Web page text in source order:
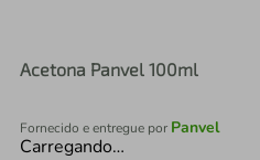
Acetona Panvel 100ml
Fornecido e entregue por Panvel
Carregando…